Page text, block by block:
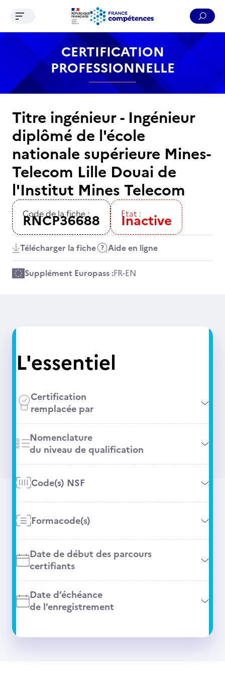
Contenu Recherche Menu Pied de page
Ouvrir le menu de navigation
CERTIFICATION
PROFESSIONNELLE
Titre ingénieur - Ingénieur
diplômé de l'école
nationale supérieure Mines-
Telecom Lille Douai de
l'Institut Mines Telecom
Code de la fiche :
RNCP36688 Etat :
Inactive
Télécharger la fiche Aide en ligne
Supplément Europass :FR-EN
L'essentiel
Certification
remplacée par
Nomenclature
du niveau de qualification
Code(s) NSF
Formacode(s)
Date de début des parcours
certifiants
Date d’échéance
de l’enregistrement